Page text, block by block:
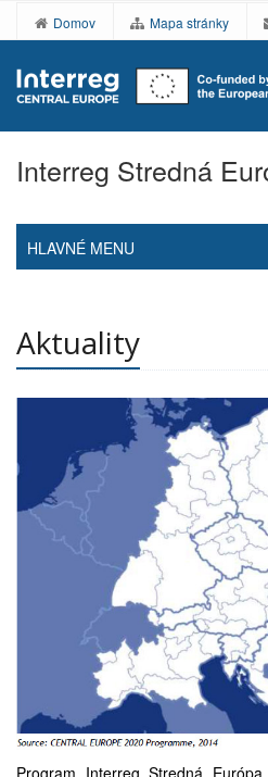
Domov Mapa stránky
Interreg Stredná
HLAVNÉ MENU
Aktuality